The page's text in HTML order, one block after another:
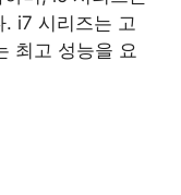
. i7 시리즈는 고
최고 성능을 요